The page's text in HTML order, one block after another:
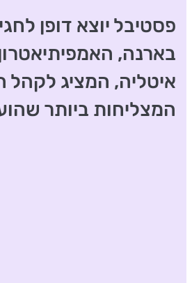
פסטיבל יוצא דופן
בארנה,
איטליה, המציג לקהל
המצליחות ביותר שהועלו